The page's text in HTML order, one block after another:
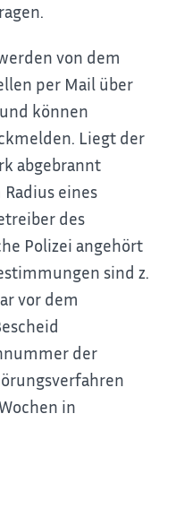
von dem
per Mail über
können
Liegt der
abgebrannt
Radius eines
des
Polizei angehört
sind z.
vor dem
der
in